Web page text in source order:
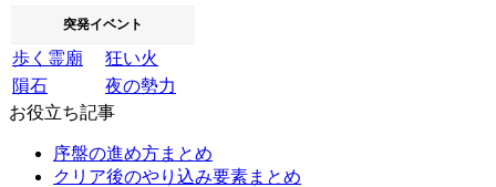
突発イベント
歩く霊廟
狂い火
隕石
夜の勢力
お役立ち記事
序盤の進め方まとめ
クリア後のやり込み要素まとめ